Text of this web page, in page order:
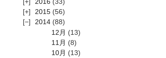
2015 (56)
2014 (88)
12月 (13)
11月 (8)
10月 (13)